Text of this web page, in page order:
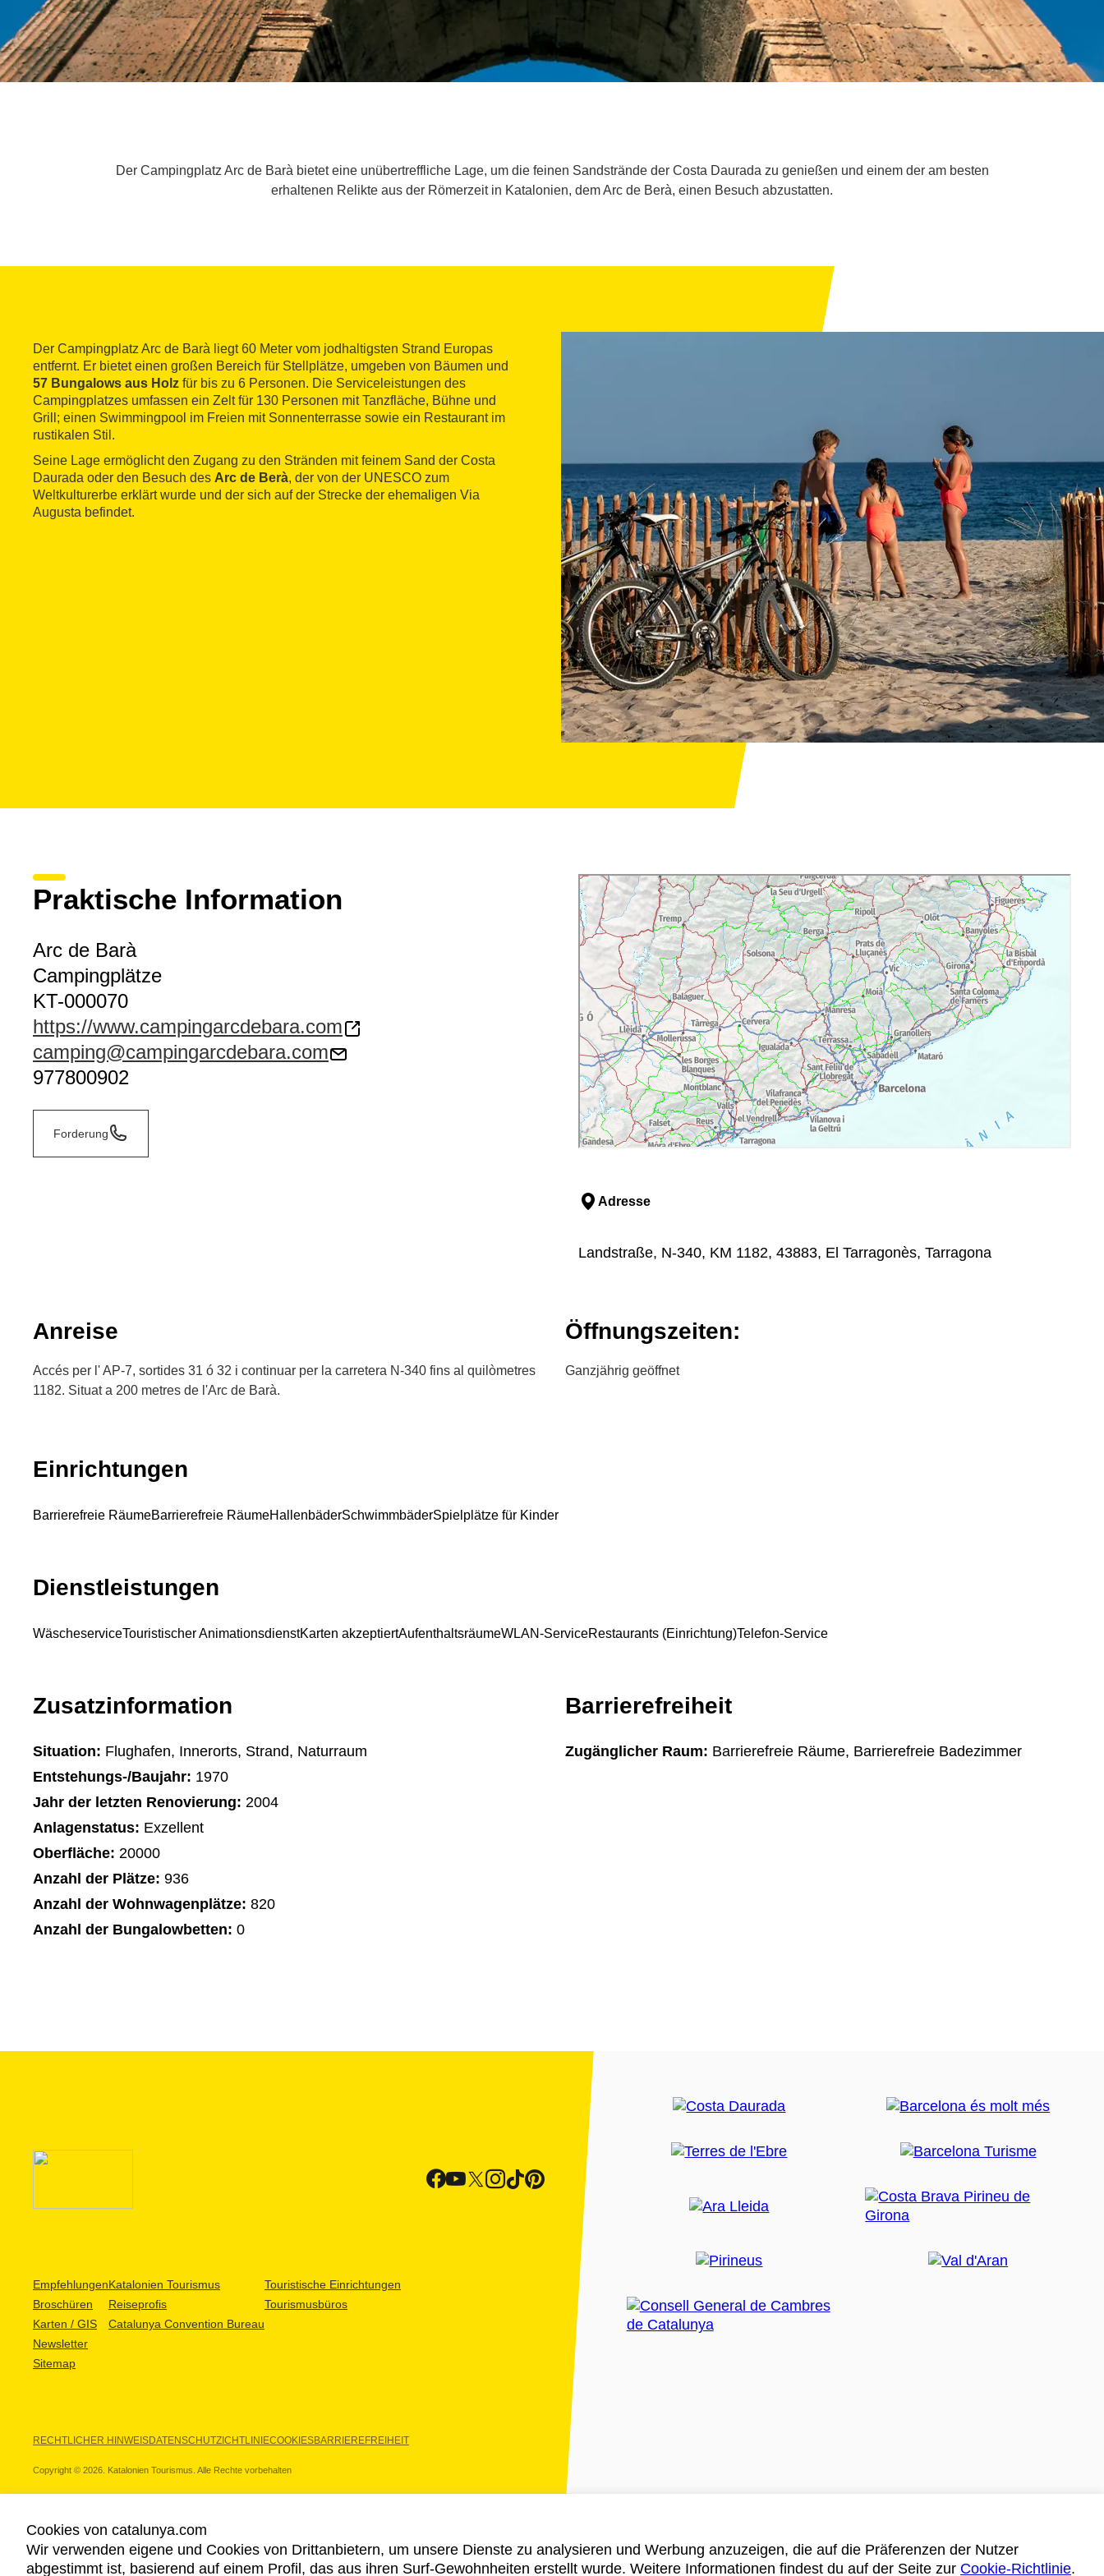
Der Campingplatz Arc de Barà bietet eine unübertreffliche Lage, um die feinen Sandstrände der Costa Daurada zu genießen und einem der am besten
erhaltenen Relikte aus der Römerzeit in Katalonien, dem Arc de Berà, einen Besuch abzustatten.
Der Campingplatz Arc de Barà liegt 60 Meter vom jodhaltigsten Strand Europas
entfernt. Er bietet einen großen Bereich für Stellplätze, umgeben von Bäumen und
57 Bungalows aus Holz für bis zu 6 Personen. Die Serviceleistungen des
Campingplatzes umfassen ein Zelt für 130 Personen mit Tanzfläche, Bühne und
Grill; einen Swimmingpool im Freien mit Sonnenterrasse sowie ein Restaurant im
rustikalen Stil.
Seine Lage ermöglicht den Zugang zu den Stränden mit feinem Sand der Costa
Daurada oder den Besuch des Arc de Berà, der von der UNESCO zum
Weltkulturerbe erklärt wurde und der sich auf der Strecke der ehemaligen Via
Augusta befindet.
Praktische Information
Arc de Barà
Campingplätze
KT-000070
https://www.campingarcdebara.com
camping@campingarcdebara.com
977800902
Forderung
Adresse
Landstraße, N-340, KM 1182, 43883, El Tarragonès, Tarragona
Anreise
Accés per l' AP-7, sortides 31 ó 32 i continuar per la carretera N-340 fins al quilòmetres
1182. Situat a 200 metres de l'Arc de Barà.
Öffnungszeiten:
Ganzjährig geöffnet
Einrichtungen
Barrierefreie RäumeBarrierefreie RäumeHallenbäderSchwimmbäderSpielplätze für Kinder
Dienstleistungen
WäscheserviceTouristischer AnimationsdienstKarten akzeptiertAufenthaltsräumeWLAN-ServiceRestaurants (Einrichtung)Telefon-Service
Zusatzinformation
Situation: Flughafen, Innerorts, Strand, Naturraum
Entstehungs-/Baujahr: 1970
Jahr der letzten Renovierung: 2004
Anlagenstatus: Exzellent
Oberfläche: 20000
Anzahl der Plätze: 936
Anzahl der Wohnwagenplätze: 820
Anzahl der Bungalowbetten: 0
Barrierefreiheit
Zugänglicher Raum: Barrierefreie Räume, Barrierefreie Badezimmer
Empfehlungen
Broschüren
Karten / GIS
Newsletter
Sitemap
Katalonien Tourismus
Reiseprofis
Catalunya Convention Bureau
Touristische Einrichtungen
Tourismusbüros
RECHTLICHER HINWEISDATENSCHUTZICHTLINIECOOKIESBARRIEREFREIHEIT
Copyright © 2026. Katalonien Tourismus. Alle Rechte vorbehalten
UNSERE PARTNER
Cookies von catalunya.com
Wir verwenden eigene und Cookies von Drittanbietern, um unsere Dienste zu analysieren und Werbung anzuzeigen, die auf die Präferenzen der Nutzer
abgestimmt ist, basierend auf einem Profil, das aus ihren Surf-Gewohnheiten erstellt wurde. Weitere Informationen findest du auf der Seite zur Cookie-Richtlinie.